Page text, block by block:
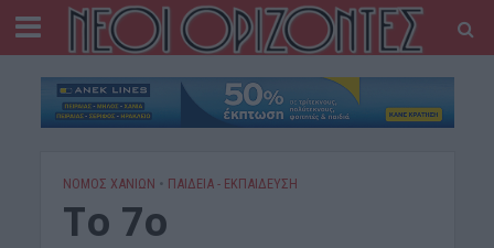
ΝΟΜΌΣ ΧΑΝΊΩΝ • ΠΑΙΔΕΙΑ - ΕΚΠΑΙΔΕΥΣΗ
Το 7ο